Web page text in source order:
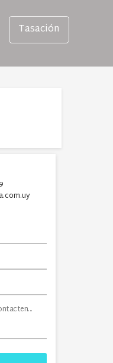
Tasación